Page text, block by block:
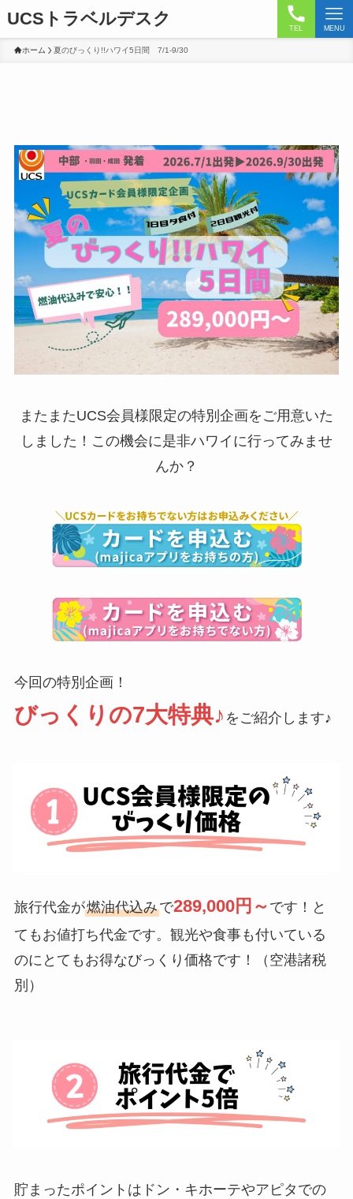
UCSトラベルデスク TEL MENU
ホーム 夏のびっくり!!ハワイ5日間 7/1-9/30
またまたUCS会員様限定の特別企画をご用意いた
しました！この機会に是非ハワイに行ってみませ
んか？
今回の特別企画！
びっくりの7大特典♪ をご紹介します♪
旅行代金が燃油代込みで289,000円～ です！と
てもお値打ち代金です。観光や食事も付いている
のにとてもお得なびっくり価格です！（空港諸税
別）
貯まったポイントはドン・キホーテやアピタでの